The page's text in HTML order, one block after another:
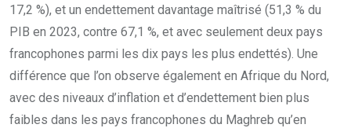
17,2 %), et un endettement davantage maîtrisé (51,3 % du
PIB en 2023, contre 67,1 %, et avec seulement deux pays
francophones parmi les dix pays les plus endettés). Une
différence que l’on observe également en Afrique du Nord,
avec des niveaux d’inflation et d’endettement bien plus
faibles dans les pays francophones du Maghreb qu’en